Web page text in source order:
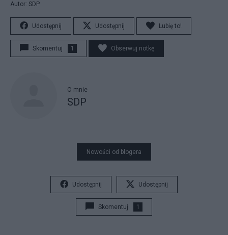
Autor: SDP
Udostępnij Udostępnij Lubię to!
Skomentuj 1 Obserwuj notkę
O mnie
SDP
Nowości od blogera
Udostępnij Udostępnij
Skomentuj 1